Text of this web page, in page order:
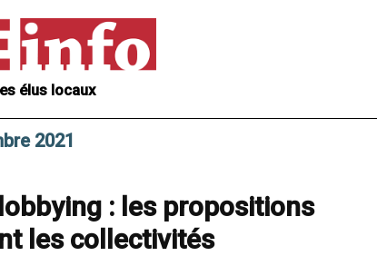
élus locaux
2021
: les propositions
les collectivités